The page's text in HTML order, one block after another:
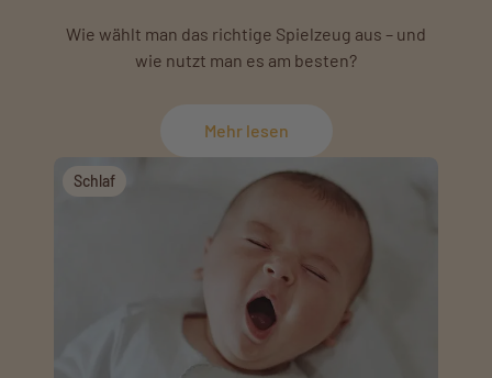
Wie wählt man das richtige Spielzeug aus – und
wie nutzt man es am besten?
Mehr lesen
Schlaf